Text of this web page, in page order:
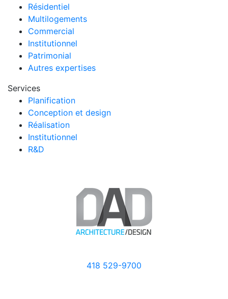
Résidentiel
Multilogements
Commercial
Institutionnel
Patrimonial
Autres expertises
Services
Planification
Conception et design
Réalisation
Institutionnel
R&D
418 529-9700